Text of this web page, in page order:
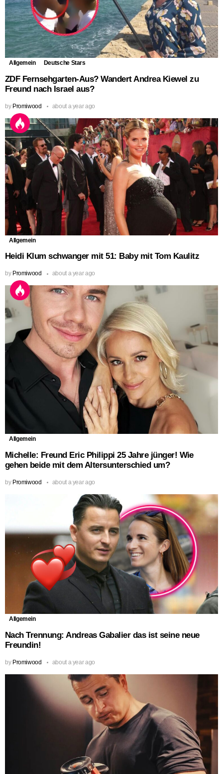
Allgemein Deutsche Stars
ZDF Fernsehgarten-Aus? Wandert Andrea Kiewel zu
Freund nach Israel aus?
by Promiwood about a year ago
Allgemein
Heidi Klum schwanger mit 51: Baby mit Tom Kaulitz
by Promiwood about a year ago
Allgemein
Michelle: Freund Eric Philippi 25 Jahre jünger! Wie
gehen beide mit dem Altersunterschied um?
by Promiwood about a year ago
Allgemein
Nach Trennung: Andreas Gabalier das ist seine neue
Freundin!
by Promiwood about a year ago